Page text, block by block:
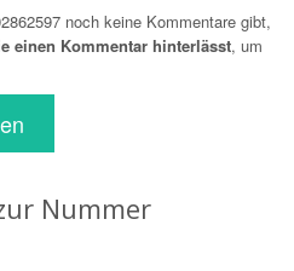
noch keine Kommentare gibt,
einen Kommentar hinterlässt, um
Nummer